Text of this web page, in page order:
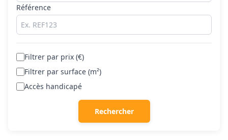
Référence
Filtrer par prix (€)
Filtrer par surface (m²)
Accès handicapé
Rechercher